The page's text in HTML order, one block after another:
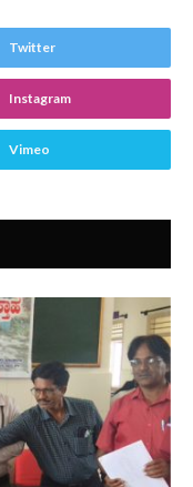
Twitter
Instagram
Vimeo